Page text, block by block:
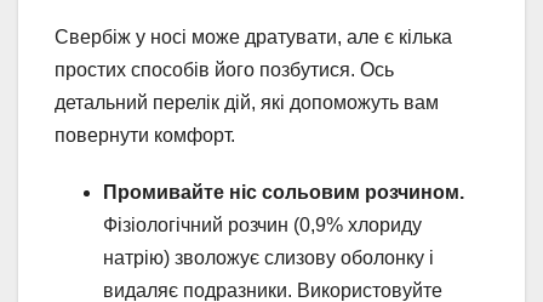
Свербіж у носі може дратувати, але є кілька
простих способів його позбутися. Ось
детальний перелік дій, які допоможуть вам
повернути комфорт.
Промивайте ніс сольовим розчином.
Фізіологічний розчин (0,9% хлориду
натрію) зволожує слизову оболонку і
видаляє подразники. Використовуйте